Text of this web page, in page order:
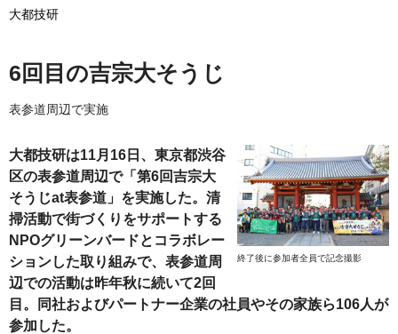
大都技研
6回目の吉宗大そうじ
表参道周辺で実施
終了後に参加者全員で記念撮影
大都技研は11月16日、東京都渋谷
区の表参道周辺で「第6回吉宗大
そうじat表参道」を実施した。清
掃活動で街づくりをサポートする
NPOグリーンバードとコラボレー
ションした取り組みで、表参道周
辺での活動は昨年秋に続いて2回
目。同社およびパートナー企業の社員やその家族ら106人が
参加した。